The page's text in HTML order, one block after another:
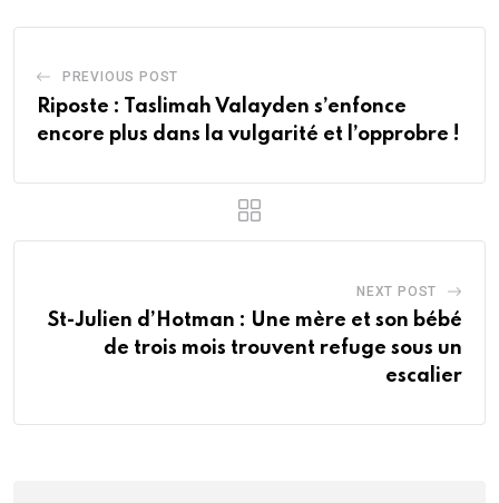
PREVIOUS POST
Riposte : Taslimah Valayden s’enfonce
encore plus dans la vulgarité et l’opprobre !
NEXT POST
St-Julien d’Hotman : Une mère et son bébé
de trois mois trouvent refuge sous un
escalier